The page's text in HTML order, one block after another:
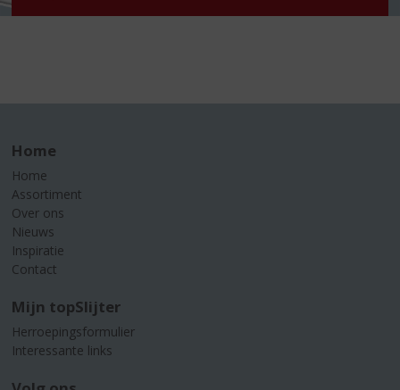
Home
Home
Assortiment
Over ons
Nieuws
Inspiratie
Contact
Mijn topSlijter
Herroepingsformulier
Interessante links